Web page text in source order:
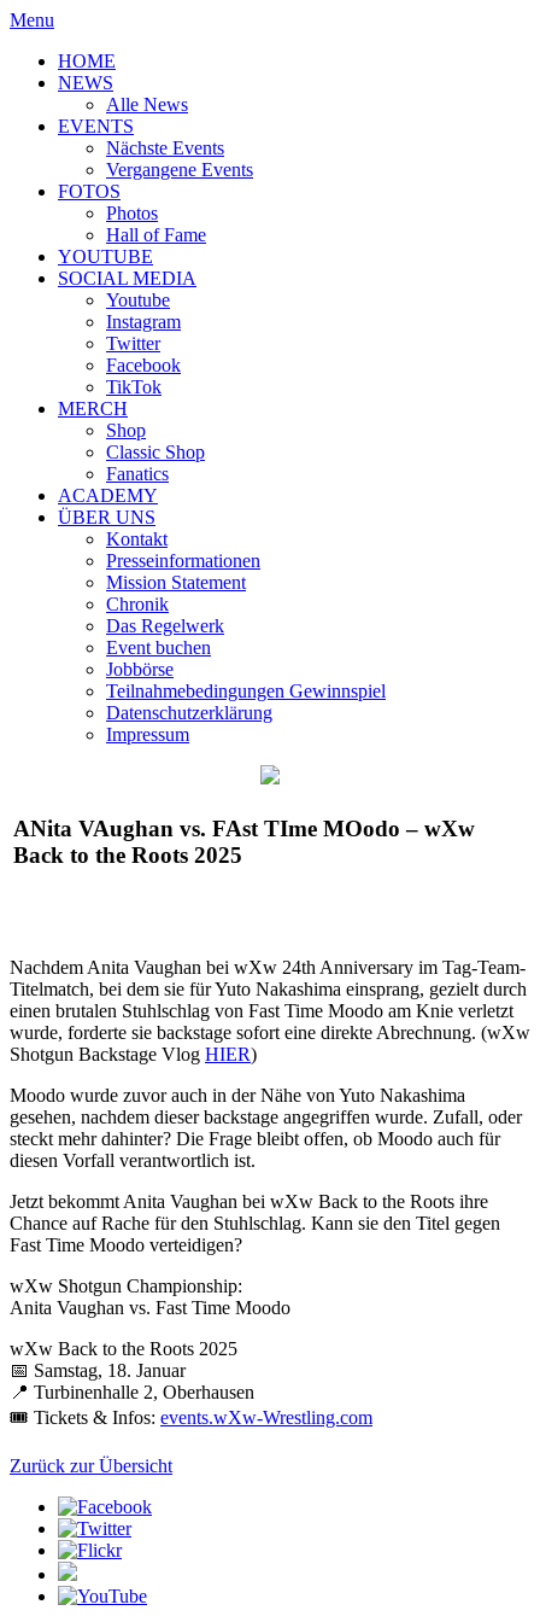
Menu
HOME
NEWS
Alle News
EVENTS
Nächste Events
Vergangene Events
FOTOS
Photos
Hall of Fame
YOUTUBE
SOCIAL MEDIA
Youtube
Instagram
Twitter
Facebook
TikTok
MERCH
Shop
Classic Shop
Fanatics
ACADEMY
ÜBER UNS
Kontakt
Presseinformationen
Mission Statement
Chronik
Das Regelwerk
Event buchen
Jobbörse
Teilnahmebedingungen Gewinnspiel
Datenschutzerklärung
Impressum
ANita VAughan vs. FAst TIme MOodo – wXw
Back to the Roots 2025
Nachdem Anita Vaughan bei wXw 24th Anniversary im Tag-Team-
Titelmatch, bei dem sie für Yuto Nakashima einsprang, gezielt durch
einen brutalen Stuhlschlag von Fast Time Moodo am Knie verletzt
wurde, forderte sie backstage sofort eine direkte Abrechnung. (wXw
Shotgun Backstage Vlog HIER)
Moodo wurde zuvor auch in der Nähe von Yuto Nakashima
gesehen, nachdem dieser backstage angegriffen wurde. Zufall, oder
steckt mehr dahinter? Die Frage bleibt offen, ob Moodo auch für
diesen Vorfall verantwortlich ist.
Jetzt bekommt Anita Vaughan bei wXw Back to the Roots ihre
Chance auf Rache für den Stuhlschlag. Kann sie den Titel gegen
Fast Time Moodo verteidigen?
wXw Shotgun Championship:
Anita Vaughan vs. Fast Time Moodo
wXw Back to the Roots 2025
📅 Samstag, 18. Januar
📍 Turbinenhalle 2, Oberhausen
🎟️ Tickets & Infos: events.wXw-Wrestling.com
Zurück zur Übersicht